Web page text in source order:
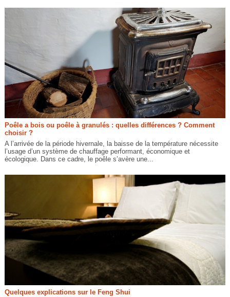
Poêle a bois ou poêle à granulés : quelles différences ? Comment
choisir ?
A l’arrivée de la période hivernale, la baisse de la température nécessite
l’usage d’un système de chauffage performant, économique et
écologique. Dans ce cadre, le poêle s’avère une...
Quelques explications sur le Feng Shui